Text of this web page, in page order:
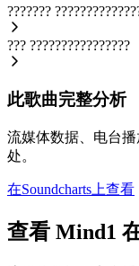
???????
??? ????????????????
此歌曲完整分析
流媒体数据、电台
处。
在Soundcharts上查看
查看 Mind1